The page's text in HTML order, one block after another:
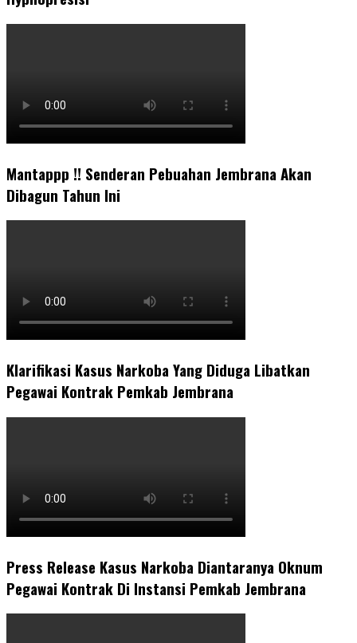
Mantappp !! Senderan Pebuahan Jembrana Akan
Dibagun Tahun Ini
Klarifikasi Kasus Narkoba Yang Diduga Libatkan
Pegawai Kontrak Pemkab Jembrana
Press Release Kasus Narkoba Diantaranya Oknum
Pegawai Kontrak Di Instansi Pemkab Jembrana